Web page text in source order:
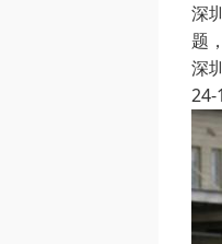
深
题
深
24-